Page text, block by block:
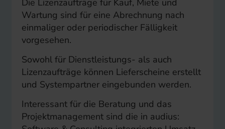
Wartung sind für eine Abrechnung nach
einmaliger oder periodischer Fälligkeit
vorgesehen.
Sowohl für Dienstleistungs- als auch
Lizenzaufträge können Lieferscheine erstellt
und Systempartner eingebunden werden.
Interessant für die Beratung und das
Projektmanagement sind die in audius: